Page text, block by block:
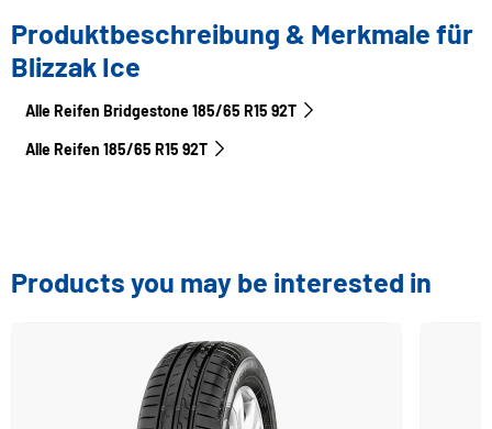
Produktbeschreibung & Merkmale für
Blizzak Ice
Alle Reifen Bridgestone 185/65 R15 92T
Alle Reifen‎ 185/65 R15 92T
Products you may be interested in